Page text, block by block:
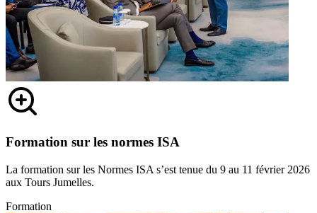
Formation sur les normes ISA
La formation sur les Normes ISA s’est tenue du 9 au 11 février 2026
aux Tours Jumelles.
Formation